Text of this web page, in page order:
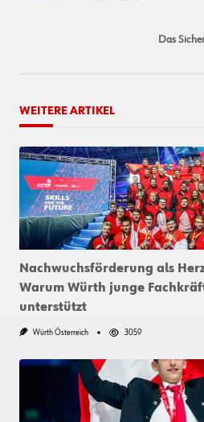
Das
WEITERE ARTIKEL
Nachwuchsförderung als
Warum Würth junge
unterstützt
Würth Österreich 3059